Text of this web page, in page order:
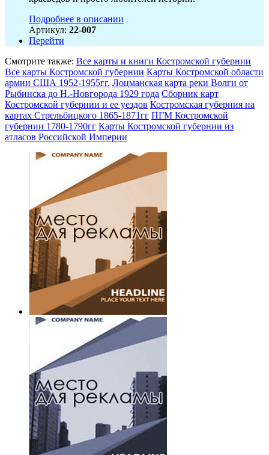
Подробнее в описании
Артикул: 22-007
Перейти
Смотрите также: Все карты и книги Костромской губернии
Все карты Костромской губернии Карты Костромской области
армии США 1952-1955гг. Лоцманская карта реки Волги от
Рыбинска до Н.-Новгорода 1929 года Сборник карт
Костромской губернии и ее уездов Костромская губерния на
картах Стрельбицкого 1865-1871гг ПГМ Костромской
губернии 1780-1790гг Карты Костромской губернии из
атласов Российской Империи